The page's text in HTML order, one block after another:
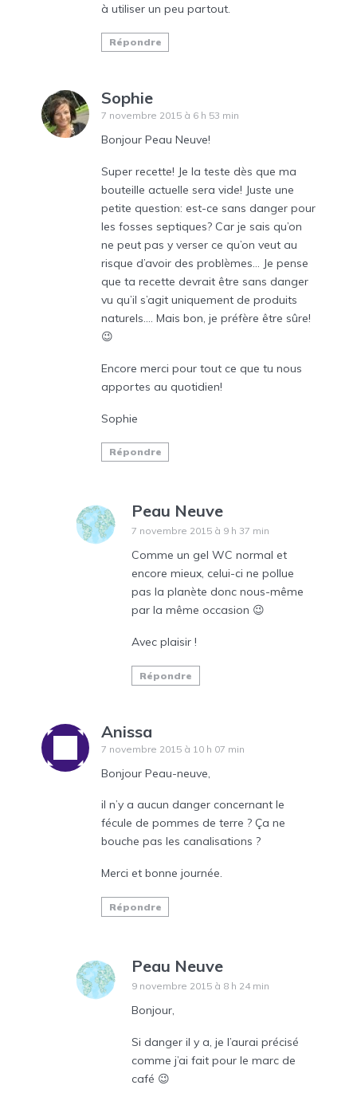
à utiliser un peu partout.
Répondre
Sophie
7 novembre 2015 à 6 h 53 min
Bonjour Peau Neuve!
Super recette! Je la teste dès que ma
bouteille actuelle sera vide! Juste une
petite question: est-ce sans danger pour
les fosses septiques? Car je sais qu’on
ne peut pas y verser ce qu’on veut au
risque d’avoir des problèmes… Je pense
que ta recette devrait être sans danger
vu qu’il s’agit uniquement de produits
naturels…. Mais bon, je préfère être sûre!
😉
Encore merci pour tout ce que tu nous
apportes au quotidien!
Sophie
Répondre
Peau Neuve
7 novembre 2015 à 9 h 37 min
Comme un gel WC normal et
encore mieux, celui-ci ne pollue
pas la planète donc nous-même
par la même occasion 😉
Avec plaisir !
Répondre
Anissa
7 novembre 2015 à 10 h 07 min
Bonjour Peau-neuve,
il n’y a aucun danger concernant le
fécule de pommes de terre ? Ça ne
bouche pas les canalisations ?
Merci et bonne journée.
Répondre
Peau Neuve
9 novembre 2015 à 8 h 24 min
Bonjour,
Si danger il y a, je l’aurai précisé
comme j’ai fait pour le marc de
café 😉